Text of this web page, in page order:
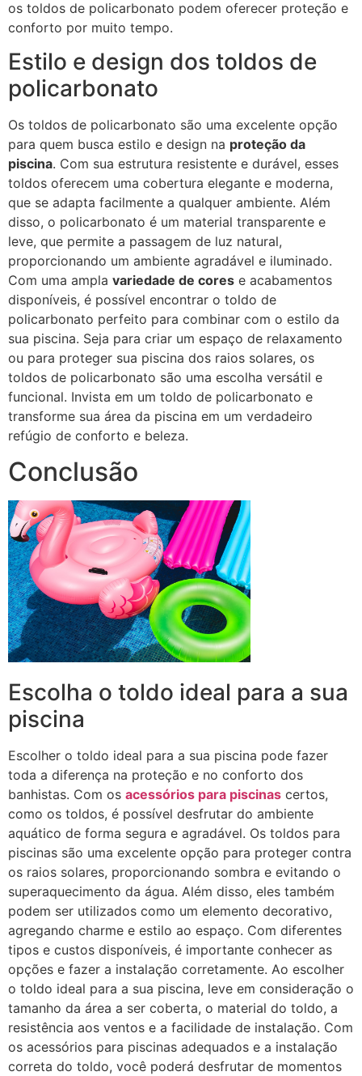
os toldos de policarbonato podem oferecer proteção e
conforto por muito tempo.
Estilo e design dos toldos de
policarbonato
Os toldos de policarbonato são uma excelente opção
para quem busca estilo e design na proteção da
piscina. Com sua estrutura resistente e durável, esses
toldos oferecem uma cobertura elegante e moderna,
que se adapta facilmente a qualquer ambiente. Além
disso, o policarbonato é um material transparente e
leve, que permite a passagem de luz natural,
proporcionando um ambiente agradável e iluminado.
Com uma ampla variedade de cores e acabamentos
disponíveis, é possível encontrar o toldo de
policarbonato perfeito para combinar com o estilo da
sua piscina. Seja para criar um espaço de relaxamento
ou para proteger sua piscina dos raios solares, os
toldos de policarbonato são uma escolha versátil e
funcional. Invista em um toldo de policarbonato e
transforme sua área da piscina em um verdadeiro
refúgio de conforto e beleza.
Conclusão
Escolha o toldo ideal para a sua
piscina
Escolher o toldo ideal para a sua piscina pode fazer
toda a diferença na proteção e no conforto dos
banhistas. Com os acessórios para piscinas certos,
como os toldos, é possível desfrutar do ambiente
aquático de forma segura e agradável. Os toldos para
piscinas são uma excelente opção para proteger contra
os raios solares, proporcionando sombra e evitando o
superaquecimento da água. Além disso, eles também
podem ser utilizados como um elemento decorativo,
agregando charme e estilo ao espaço. Com diferentes
tipos e custos disponíveis, é importante conhecer as
opções e fazer a instalação corretamente. Ao escolher
o toldo ideal para a sua piscina, leve em consideração o
tamanho da área a ser coberta, o material do toldo, a
resistência aos ventos e a facilidade de instalação. Com
os acessórios para piscinas adequados e a instalação
correta do toldo, você poderá desfrutar de momentos